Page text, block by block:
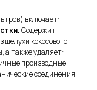
включает:
Содержит
кокосового
а также удаляет:
производные,
соединения,